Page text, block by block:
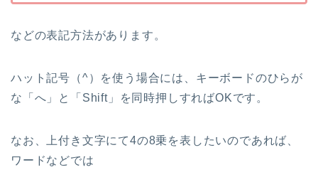
などの表記方法があります。
ハット記号（^）を使う場合には、キーボードのひらが
な「へ」と「Shift」を同時押しすればOKです。
なお、上付き文字にて4の8乗を表したいのであれば、
ワードなどでは